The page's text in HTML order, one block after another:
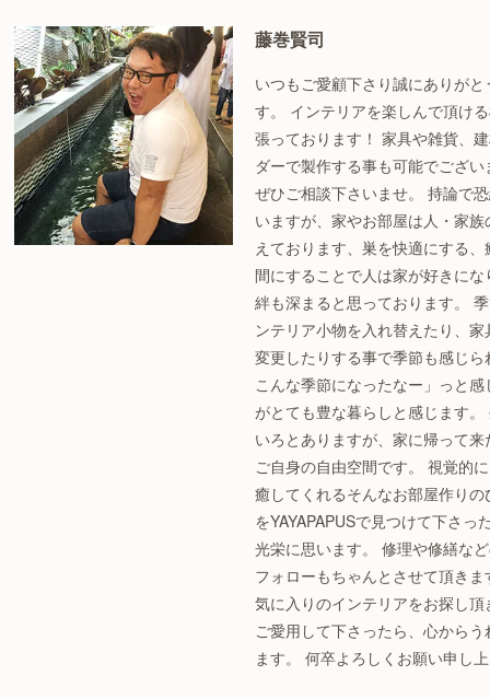
藤巻賢司
いつもご愛顧下さり誠にありがと
す。 インテリアを楽しんで頂け
張っております！ 家具や雑貨、
ダーで製作する事も可能でござ
ぜひご相談下さいませ。 持論で
いますが、家やお部屋は人・家族
えております、巣を快適にする
間にすることで人は家が好きにな
絆も深まると思っております。
ンテリア小物を入れ替えたり、
変更したりする事で季節も感じら
こんな季節になったなー」っと感
がとても豊な暮らしと感じます。
いろとありますが、家に帰って来
ご自身の自由空間です。 視覚的
癒してくれるそんなお部屋作りの
をYAYAPAPUSで見つけて下さっ
光栄に思います。 修理や修繕な
フォローもちゃんとさせて頂きま
気に入りのインテリアをお探し頂
ご愛用して下さったら、心からう
ます。 何卒よろしくお願い申し